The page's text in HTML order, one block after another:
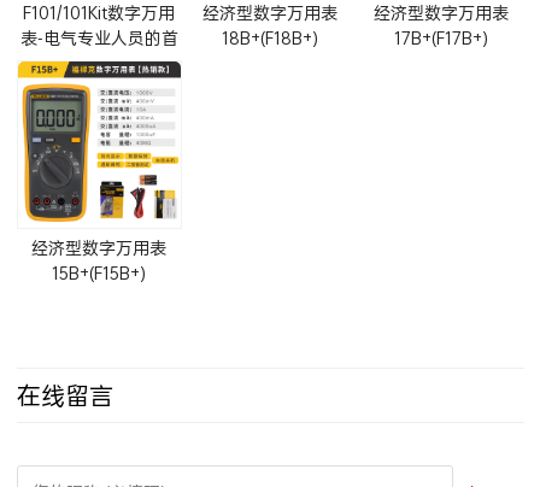
F101/101Kit数字万用
表-电气专业人员的首
选万用表。
经济型数字万用表
18B+(F18B+)
经济型数字万用表
17B+(F17B+)
经济型数字万用表
15B+(F15B+)
在线留言